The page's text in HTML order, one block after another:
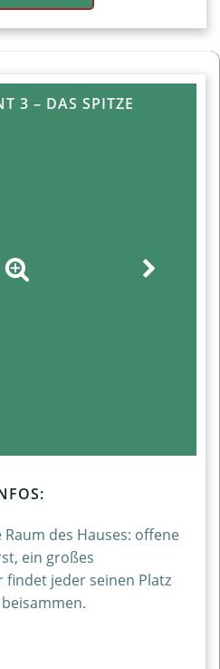
3 – DAS SPITZE
des Hauses: offene
ein großes
jeder seinen Platz